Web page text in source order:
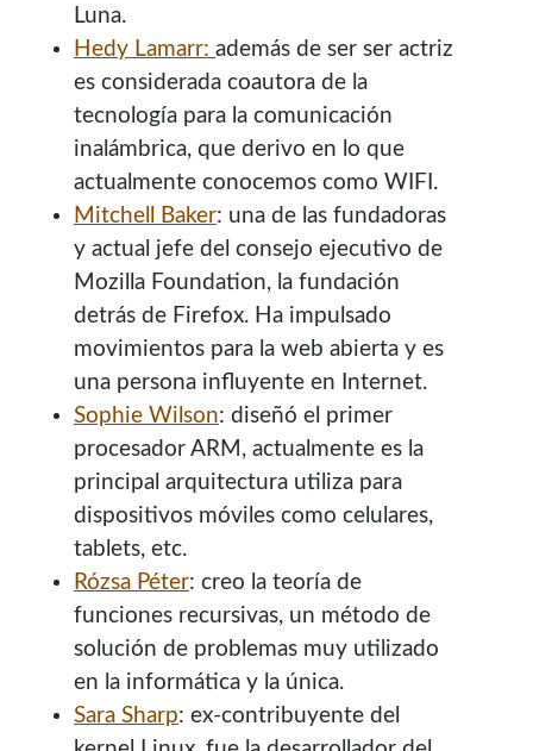
Descuentos
Si vas a comprar un dominio, hazlo por aquí y colaboras
con el mantenimiento de este sitio:
Si deseas vender publicidad en tu propio blog o página
web, te recomiendo usar Seeding UP, buen servicio para
monetizar tu página.
Enlaces de mi sitio viejo
¿Buscas las secciones de mi antiguo sitio?
Luna.
Hedy Lamarr: además de ser ser actriz
es considerada coautora de la
tecnología para la comunicación
inalámbrica, que derivo en lo que
actualmente conocemos como WIFI.
Mitchell Baker: una de las fundadoras
y actual jefe del consejo ejecutivo de
Mozilla Foundation, la fundación
detrás de Firefox. Ha impulsado
movimientos para la web abierta y es
una persona influyente en Internet.
Sophie Wilson: diseñó el primer
procesador ARM, actualmente es la
principal arquitectura utiliza para
dispositivos móviles como celulares,
tablets, etc.
Rózsa Péter: creo la teoría de
funciones recursivas, un método de
solución de problemas muy utilizado
en la informática y la única.
Sara Sharp: ex-contribuyente del